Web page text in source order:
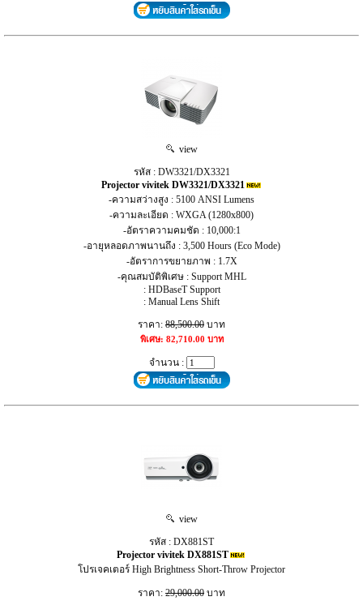
view
รหัส : DW3321/DX3321
Projector vivitek DW3321/DX3321
-ความสว่างสูง : 5100 ANSI Lumens
-ความละเอียด : WXGA (1280x800)
-อัตราความคมชัด : 10,000:1
-อายุหลอดภาพนานถึง : 3,500 Hours (Eco Mode)
-อัตราการขยายภาพ : 1.7X
-คุณสมบัติพิเศษ : Support MHL
: HDBaseT Support
: Manual Lens Shift
ราคา: 88,500.00 บาท
พิเศษ: 82,710.00 บาท
จำนวน :
view
รหัส : DX881ST
Projector vivitek DX881ST
โปรเจคเตอร์ High Brightness Short-Throw Projector
ราคา: 29,000.00 บาท